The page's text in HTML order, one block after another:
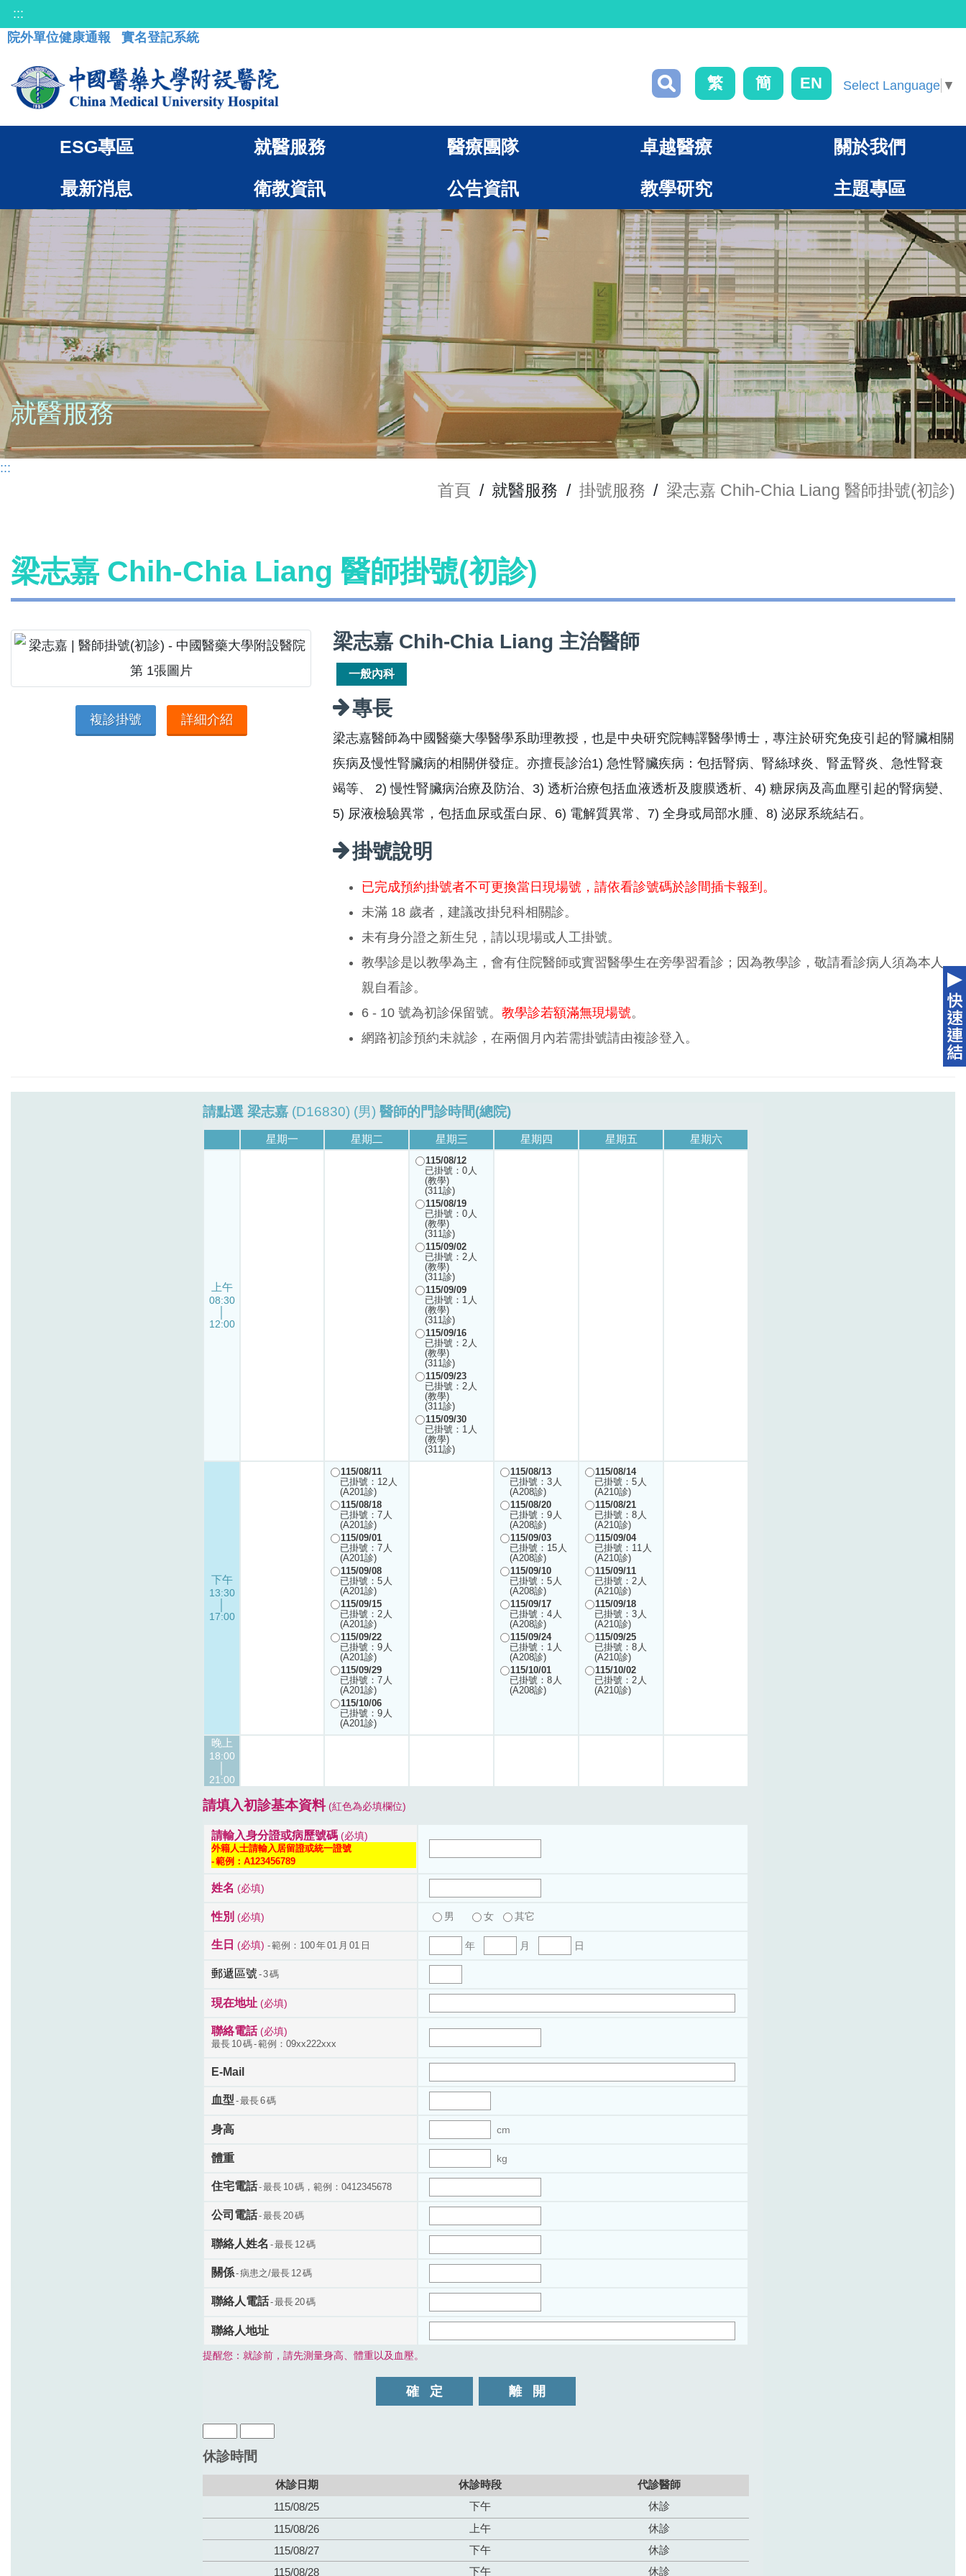
:::
院外單位健康通報
實名登記系統
繁 簡 EN Select Language ▼
ESG專區 就醫服務 醫療團隊 卓越醫療 關於我們
最新消息 衛教資訊 公告資訊 教學研究 主題專區
就醫服務
:::
首頁 / 就醫服務 / 掛號服務 / 梁志嘉 Chih-Chia Liang 醫師掛號(初診)
梁志嘉 Chih-Chia Liang 醫師掛號(初診)
複診掛號 詳細介紹
梁志嘉 Chih-Chia Liang 主治醫師
一般內科
專長
梁志嘉醫師為中國醫藥大學醫學系助理教授，也是中央研究院轉譯醫學博士，專注於研究免疫引起的腎臟相關
疾病及慢性腎臟病的相關併發症。亦擅長診治1) 急性腎臟疾病：包括腎病、腎絲球炎、腎盂腎炎、急性腎衰
竭等、 2) 慢性腎臟病治療及防治、3) 透析治療包括血液透析及腹膜透析、4) 糖尿病及高血壓引起的腎病變、
5) 尿液檢驗異常，包括血尿或蛋白尿、6) 電解質異常、7) 全身或局部水腫、8) 泌尿系統結石。
掛號說明
已完成預約掛號者不可更換當日現場號，請依看診號碼於診間插卡報到。
未滿 18 歲者，建議改掛兒科相關診。
未有身分證之新生兒，請以現場或人工掛號。
教學診是以教學為主，會有住院醫師或實習醫學生在旁學習看診；因為教學診，敬請看診病人須為本人
親自看診。
6 - 10 號為初診保留號。 教學診若額滿無現場號。
網路初診預約未就診，在兩個月內若需掛號請由複診登入。